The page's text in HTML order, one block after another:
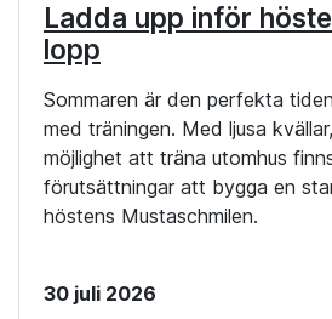
Ladda upp inför
lopp
Sommaren är den perfekta
med träningen. Med ljusa
möjlighet att träna utomhus
förutsättningar att bygga en
höstens Mustaschmilen.
30 juli 2026